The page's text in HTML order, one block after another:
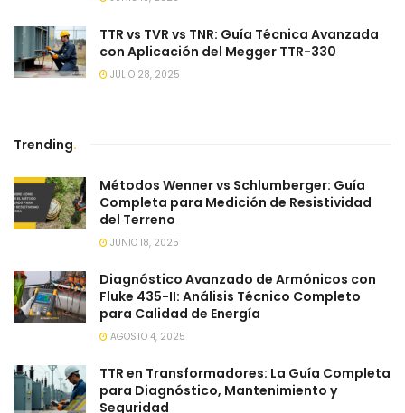
TTR vs TVR vs TNR: Guía Técnica Avanzada
con Aplicación del Megger TTR-330
JULIO 28, 2025
Trending.
Métodos Wenner vs Schlumberger: Guía
Completa para Medición de Resistividad
del Terreno
JUNIO 18, 2025
Diagnóstico Avanzado de Armónicos con
Fluke 435-II: Análisis Técnico Completo
para Calidad de Energía
AGOSTO 4, 2025
TTR en Transformadores: La Guía Completa
para Diagnóstico, Mantenimiento y
Seguridad